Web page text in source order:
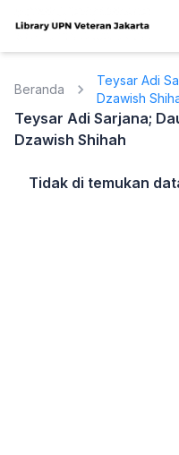
Beranda
Teysar Adi
Dzawish
Teysar Adi Sarjana;
Dzawish Shihah
Tidak di temukan